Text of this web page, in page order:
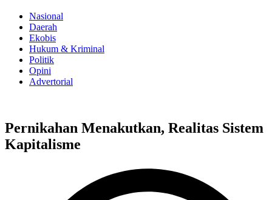
Nasional
Daerah
Ekobis
Hukum & Kriminal
Politik
Opini
Advertorial
Pernikahan Menakutkan, Realitas Sistem
Kapitalisme